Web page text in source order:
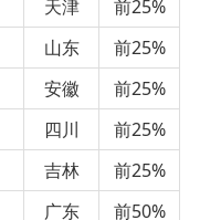
天津
前25%
山东
前25%
安徽
前25%
四川
前25%
吉林
前25%
广东 前50%